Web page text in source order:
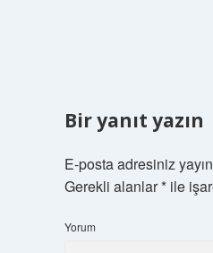
Bir yanıt yazın
E-posta adresiniz
Gerekli alanlar*ile
Yorum